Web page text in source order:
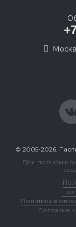
© 2005-2026,
При полном
Политика в
Согласие